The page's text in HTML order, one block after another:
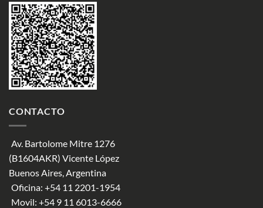
CONTACTO
Av. Bartolome Mitre 1276
(B1604AKR) Vicente López
Buenos Aires, Argentina
Oficina: +54 11 2201-1954
Movil: +54 9 11 6013-6666